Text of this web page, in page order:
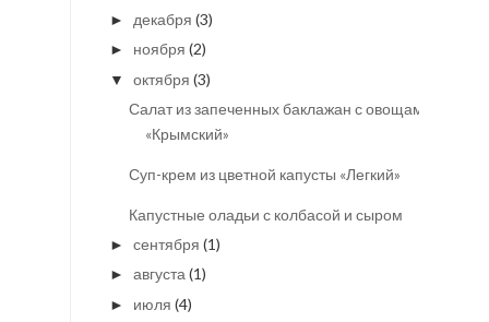
► декабря (3)
► ноября (2)
▼ октября (3)
Салат из запеченных баклажан с овощами
«Крымский»
Суп-крем из цветной капусты «Легкий»
Капустные оладьи с колбасой и сыром
► сентября (1)
► августа (1)
► июля (4)